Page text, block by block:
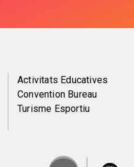
Peu
de
Activitats Educatives
Convention Bureau
Turisme Esportiu